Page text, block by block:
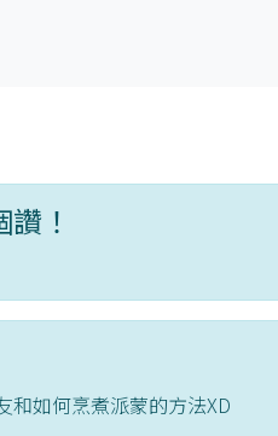
！
和如何烹煮派蒙的方法XD